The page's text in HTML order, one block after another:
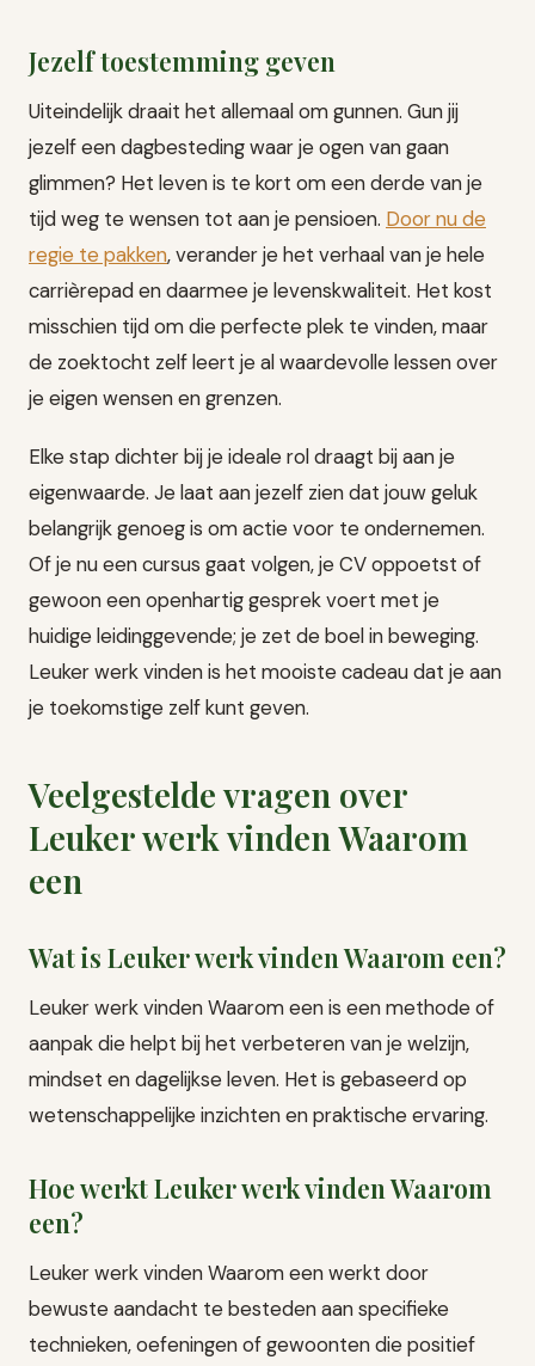
Jezelf toestemming geven
Uiteindelijk draait het allemaal om gunnen. Gun jij
jezelf een dagbesteding waar je ogen van gaan
glimmen? Het leven is te kort om een derde van je
tijd weg te wensen tot aan je pensioen. Door nu de
regie te pakken, verander je het verhaal van je hele
carrièrepad en daarmee je levenskwaliteit. Het kost
misschien tijd om die perfecte plek te vinden, maar
de zoektocht zelf leert je al waardevolle lessen over
je eigen wensen en grenzen.
Elke stap dichter bij je ideale rol draagt bij aan je
eigenwaarde. Je laat aan jezelf zien dat jouw geluk
belangrijk genoeg is om actie voor te ondernemen.
Of je nu een cursus gaat volgen, je CV oppoetst of
gewoon een openhartig gesprek voert met je
huidige leidinggevende; je zet de boel in beweging.
Leuker werk vinden is het mooiste cadeau dat je aan
je toekomstige zelf kunt geven.
Veelgestelde vragen over
Leuker werk vinden Waarom
een
Wat is Leuker werk vinden Waarom een?
Leuker werk vinden Waarom een is een methode of
aanpak die helpt bij het verbeteren van je welzijn,
mindset en dagelijkse leven. Het is gebaseerd op
wetenschappelijke inzichten en praktische ervaring.
Hoe werkt Leuker werk vinden Waarom
een?
Leuker werk vinden Waarom een werkt door
bewuste aandacht te besteden aan specifieke
technieken, oefeningen of gewoonten die positief